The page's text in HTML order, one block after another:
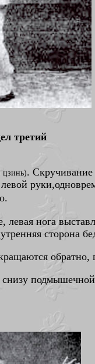
третий
.
нога
сторона
обратно,